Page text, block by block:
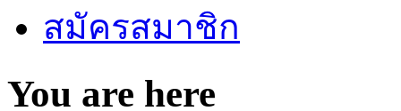
สมัครสมาชิก
You are here